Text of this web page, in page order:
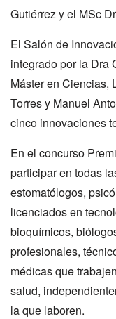
Gutiérrez y el MSc
El Salón de
integrado por la Dra
Máster en Ciencias,
Torres y Manuel
cinco innovaciones
En el concurso
participar en todas
estomatólogos,
licenciados en
bioquímicos,
profesionales,
médicas que
salud,
la que laboren.